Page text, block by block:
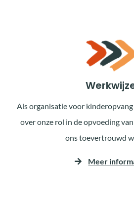
Als organisatie voor
over onze rol in de opvoeding
ons toevertrouwd
Meer